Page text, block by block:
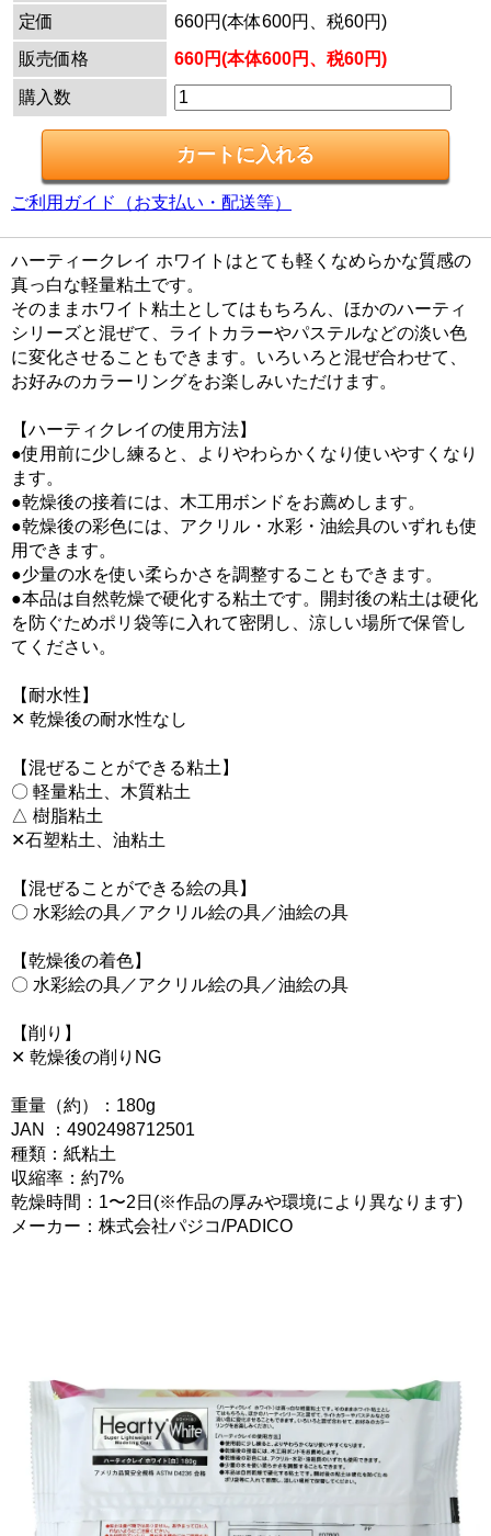
定価
660円(本体600円、税60円)
販売価格
660円(本体600円、税60円)
購入数
ご利用ガイド（お支払い・配送等）
ハーティークレイ ホワイトはとても軽くなめらかな質感の
真っ白な軽量粘土です。
そのままホワイト粘土としてはもちろん、ほかのハーティ
シリーズと混ぜて、ライトカラーやパステルなどの淡い色
に変化させることもできます。いろいろと混ぜ合わせて、
お好みのカラーリングをお楽しみいただけます。
【ハーティクレイの使用方法】
●使用前に少し練ると、よりやわらかくなり使いやすくなり
ます。
●乾燥後の接着には、木工用ボンドをお薦めします。
●乾燥後の彩色には、アクリル・水彩・油絵具のいずれも使
用できます。
●少量の水を使い柔らかさを調整することもできます。
●本品は自然乾燥で硬化する粘土です。開封後の粘土は硬化
を防ぐためポリ袋等に入れて密閉し、涼しい場所で保管し
てください。
【耐水性】
✕ 乾燥後の耐水性なし
【混ぜることができる粘土】
〇 軽量粘土、木質粘土
△ 樹脂粘土
✕石塑粘土、油粘土
【混ぜることができる絵の具】
〇 水彩絵の具／アクリル絵の具／油絵の具
【乾燥後の着色】
〇 水彩絵の具／アクリル絵の具／油絵の具
【削り】
✕ 乾燥後の削りNG
重量（約）：180g
JAN ：4902498712501
種類：紙粘土
収縮率：約7%
乾燥時間：1〜2日(※作品の厚みや環境により異なります)
メーカー：株式会社パジコ/PADICO